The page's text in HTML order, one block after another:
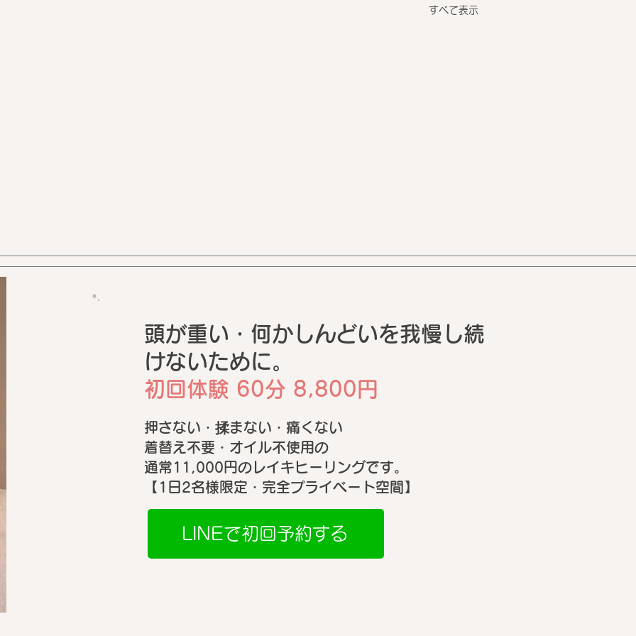
すべて表示
【正式発表前】貼るUV美容
「グランスキンヴィーナス フ
考察してみました🤭✨
荷のお知らせ】今回分の完売
込みです
頭が重い・何かしんどいを我慢し続
けないために。
初回体験 60分 8,800円
押さない・揉まない・痛くない
着替え不要・オイル不使用の
通常11,000円の​レイキヒーリングです。
【1日2名様限定・完全プライベート空間】
LINEで初回予約する